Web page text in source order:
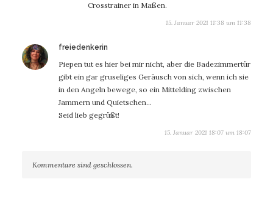
Crosstrainer in Maßen.
15. Januar 2021 11:38 um 11:38
freiedenkerin
Piepen tut es hier bei mir nicht, aber die Badezimmertür
gibt ein gar gruseliges Geräusch von sich, wenn ich sie
in den Angeln bewege, so ein Mittelding zwischen
Jammern und Quietschen…
Seid lieb gegrüßt!
15. Januar 2021 18:07 um 18:07
Kommentare sind geschlossen.